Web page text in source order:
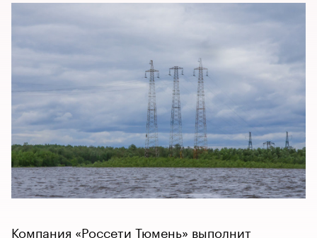
Компания «Россети Тюмень» выполнит